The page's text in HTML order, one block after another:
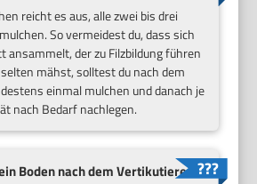
reicht es aus, alle zwei bis drei
So vermeidest du, dass sich
ansammelt, der zu Filzbildung führen
mähst, solltest du nach dem
einmal mulchen und danach je
nach Bedarf nachlegen.
Boden nach dem Vertikutieren?